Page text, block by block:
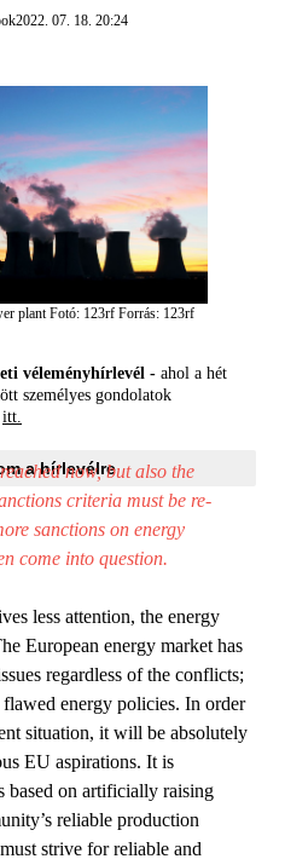
2022. 07. 18. 20:24
plantFotó: 123rf Forrás: 123rf
véleményhírlevél - ahol a hét
személyes gondolatok
itt.
a hírlevélre
now, but also the
criteria must be re-
sanctions on energy
come into question.
less attention, the energy
European energy market has
regardless of the conflicts;
energy policies. In order
situation, it will be absolutely
EU aspirations. It is
based on artificially raising
reliable production
strive for reliable and